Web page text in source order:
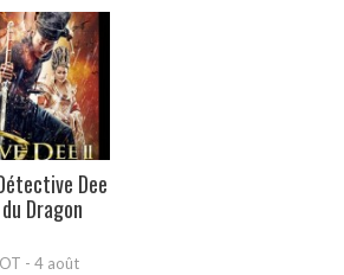
Dee
Dragon
- 4 août